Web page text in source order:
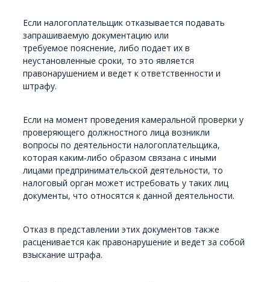
Если налогоплательщик отказывается подавать
запрашиваемую документацию или
требуемое пояснение, либо подает их в
неустановленные сроки, то это является
правонарушением и ведет к ответственности и
штрафу.
Если на момент проведения камеральной проверки у
проверяющего должностного лица возникли
вопросы по деятельности налогоплательщика,
которая каким-либо образом связана с иными
лицами предпринимательской деятельности, то
налоговый орган может истребовать у таких лиц
документы, что относятся к данной деятельности.
Отказ в представлении этих документов также
расценивается как правонарушение и ведет за собой
взыскание штрафа.